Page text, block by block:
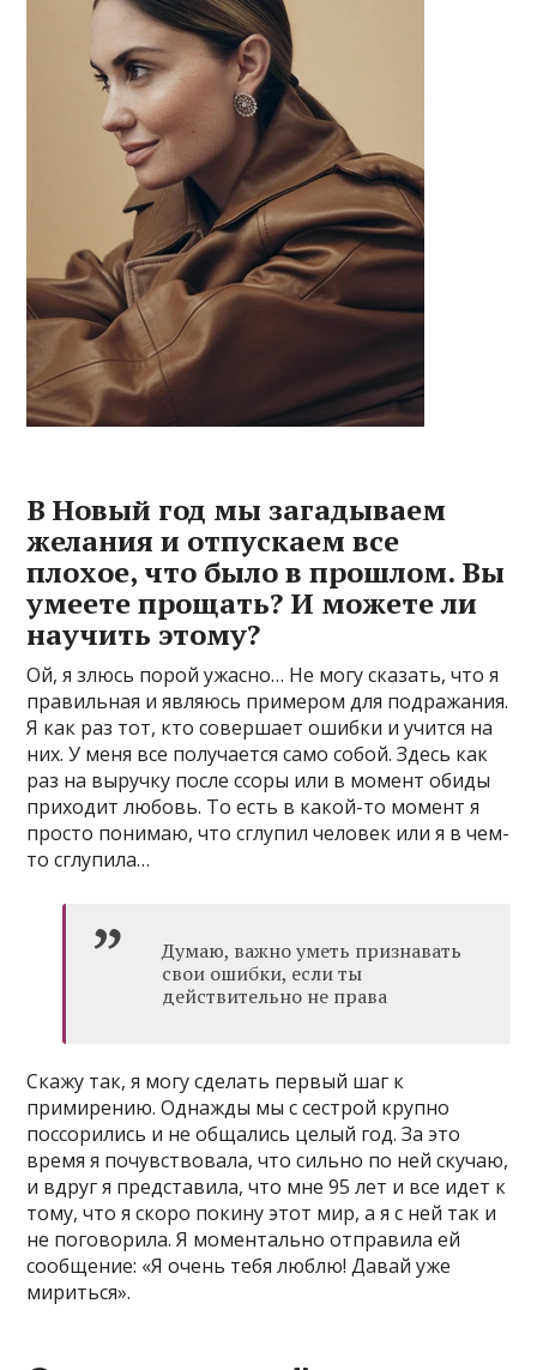
В Новый год мы загадываем
желания и отпускаем все
плохое, что было в прошлом. Вы
умеете прощать? И можете ли
научить этому?
Ой, я злюсь порой ужасно… Не могу сказать, что я
правильная и являюсь примером для подражания.
Я как раз тот, кто совершает ошибки и учится на
них. У меня все получается само собой. Здесь как
раз на выручку после ссоры или в момент обиды
приходит любовь. То есть в какой-то момент я
просто понимаю, что сглупил человек или я в чем-
то сглупила…
Думаю, важно уметь признавать
свои ошибки, если ты
действительно не права
Скажу так, я могу сделать первый шаг к
примирению. Однажды мы с сестрой крупно
поссорились и не общались целый год. За это
время я почувствовала, что сильно по ней скучаю,
и вдруг я представила, что мне 95 лет и все идет к
тому, что я скоро покину этот мир, а я с ней так и
не поговорила. Я моментально отправила ей
сообщение: «Я очень тебя люблю! Давай уже
мириться».